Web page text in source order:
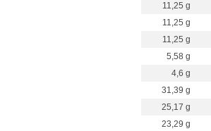
11,25 g
11,25 g
11,25 g
5,58 g
4,6 g
31,39 g
25,17 g
23,29 g